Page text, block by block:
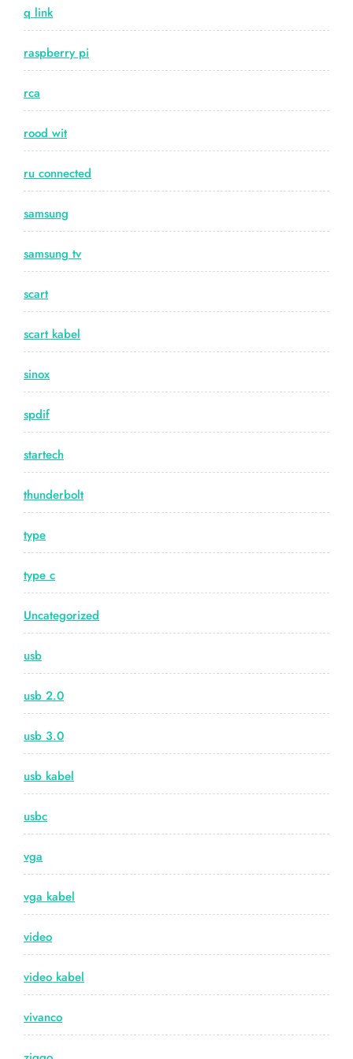
q link
raspberry pi
rca
rood wit
ru connected
samsung
samsung tv
scart
scart kabel
sinox
spdif
startech
thunderbolt
type
type c
Uncategorized
usb
usb 2.0
usb 3.0
usb kabel
usbc
vga
vga kabel
video
video kabel
vivanco